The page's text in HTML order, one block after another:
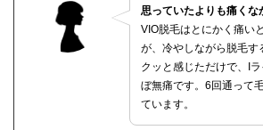
思っていたよりも痛くな
VIO脱毛はとにかく痛い
が、冷やしながら脱毛す
クッと感じただけで、I
ぼ無痛です。6回通って
ています。